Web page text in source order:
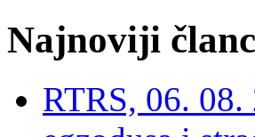
Najnoviji
RTRS, 06.